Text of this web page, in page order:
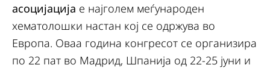
асоцијација е најголем меѓународен
хематолошки настан кој се одржува во
Европа. Оваа година конгресот се организира
по 22 пат во Мадрид, Шпанија од 22-25 јуни и